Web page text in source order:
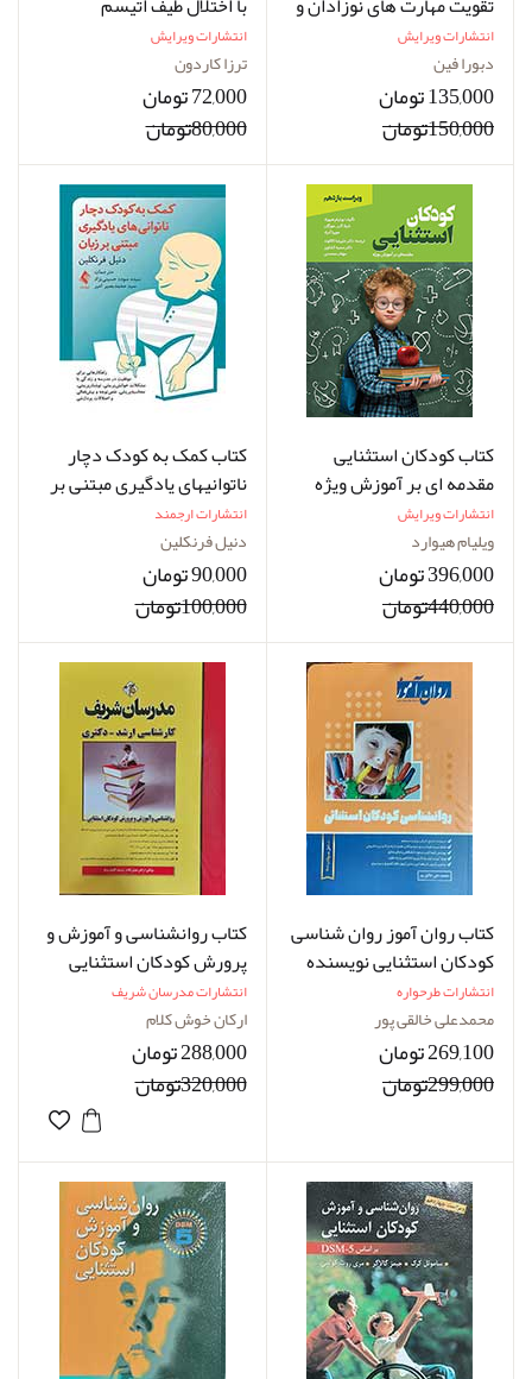
کودکان دارای تاخیر رشدی
انتشارات ویرایش
دبورا فین
135,000 تومان
150,000تومان
انتشارات ویرایش
ترزا کاردون
72,000 تومان
80,000تومان
کتاب کودکان استثنایی
مقدمه ای بر آموزش ویژه
انتشارات ویرایش
ویلیام هیوارد
396,000 تومان
440,000تومان
کتاب کمک به کودک دچار
ناتوانیهای یادگیری مبتنی بر
زبان نویسنده دنیل فرنکلین
مترجم سیده سوده حسینی
نژاد
انتشارات ارجمند
دنیل فرنکلین
90,000 تومان
100,000تومان
کتاب روان آموز روان شناسی
کودکان استثنایی نویسنده
محمد علی خالق پور
انتشارات طرحواره
محمدعلی خالقی پور
269,100 تومان
299,000تومان
کتاب روانشناسی و آموزش و
پرورش کودکان استثنایی
کارشناسی ارشد-دکتری
نویسنده ارکان خوش کلام
انتشارات مدرسان شریف
ارکان خوش کلام
288,000 تومان
320,000تومان